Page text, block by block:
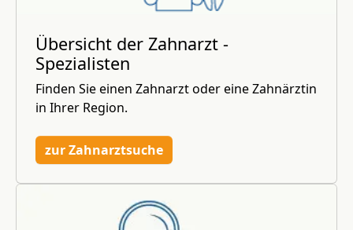
Übersicht der Zahnarzt -
Spezialisten
Finden Sie einen Zahnarzt oder eine Zahnärztin
in Ihrer Region.
zur Zahnarztsuche